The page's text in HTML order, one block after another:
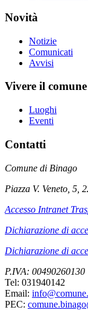
Novità
Notizie
Comunicati
Avvisi
Vivere il comune
Luoghi
Eventi
Contatti
Comune di Binago
Piazza V. Veneto, 5,
Accesso Intranet
Dichiarazione di
Dichiarazione di
P.IVA: 00490260130
Tel: 031940142
Email:
PEC: